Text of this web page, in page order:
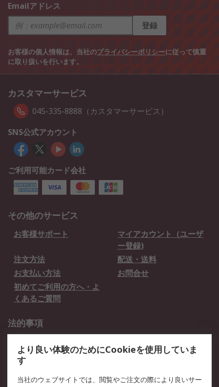
Emailアドレス
登録
お客様の個人情報は、当社のプライバシーポリシーに従って慎重
に取り扱いを行います。
カスタマーサービス
045-335-8888（カスタマーサービス）
SNS公式アカウント
ご利用可能カード会社
その他のサービス
お客様サポート
マイアカウント（ユーザ
ー登録)
注文方法
配送・送料
お支払い方法
お問合せ
初めてご利用の方へ・よ
くあるご質問
法的事項
クッキーポリシー
RSについて
より良い体験のためにCookieを使用していま
す
当社のウェブサイトでは、閲覧やご注文の際により良いサー